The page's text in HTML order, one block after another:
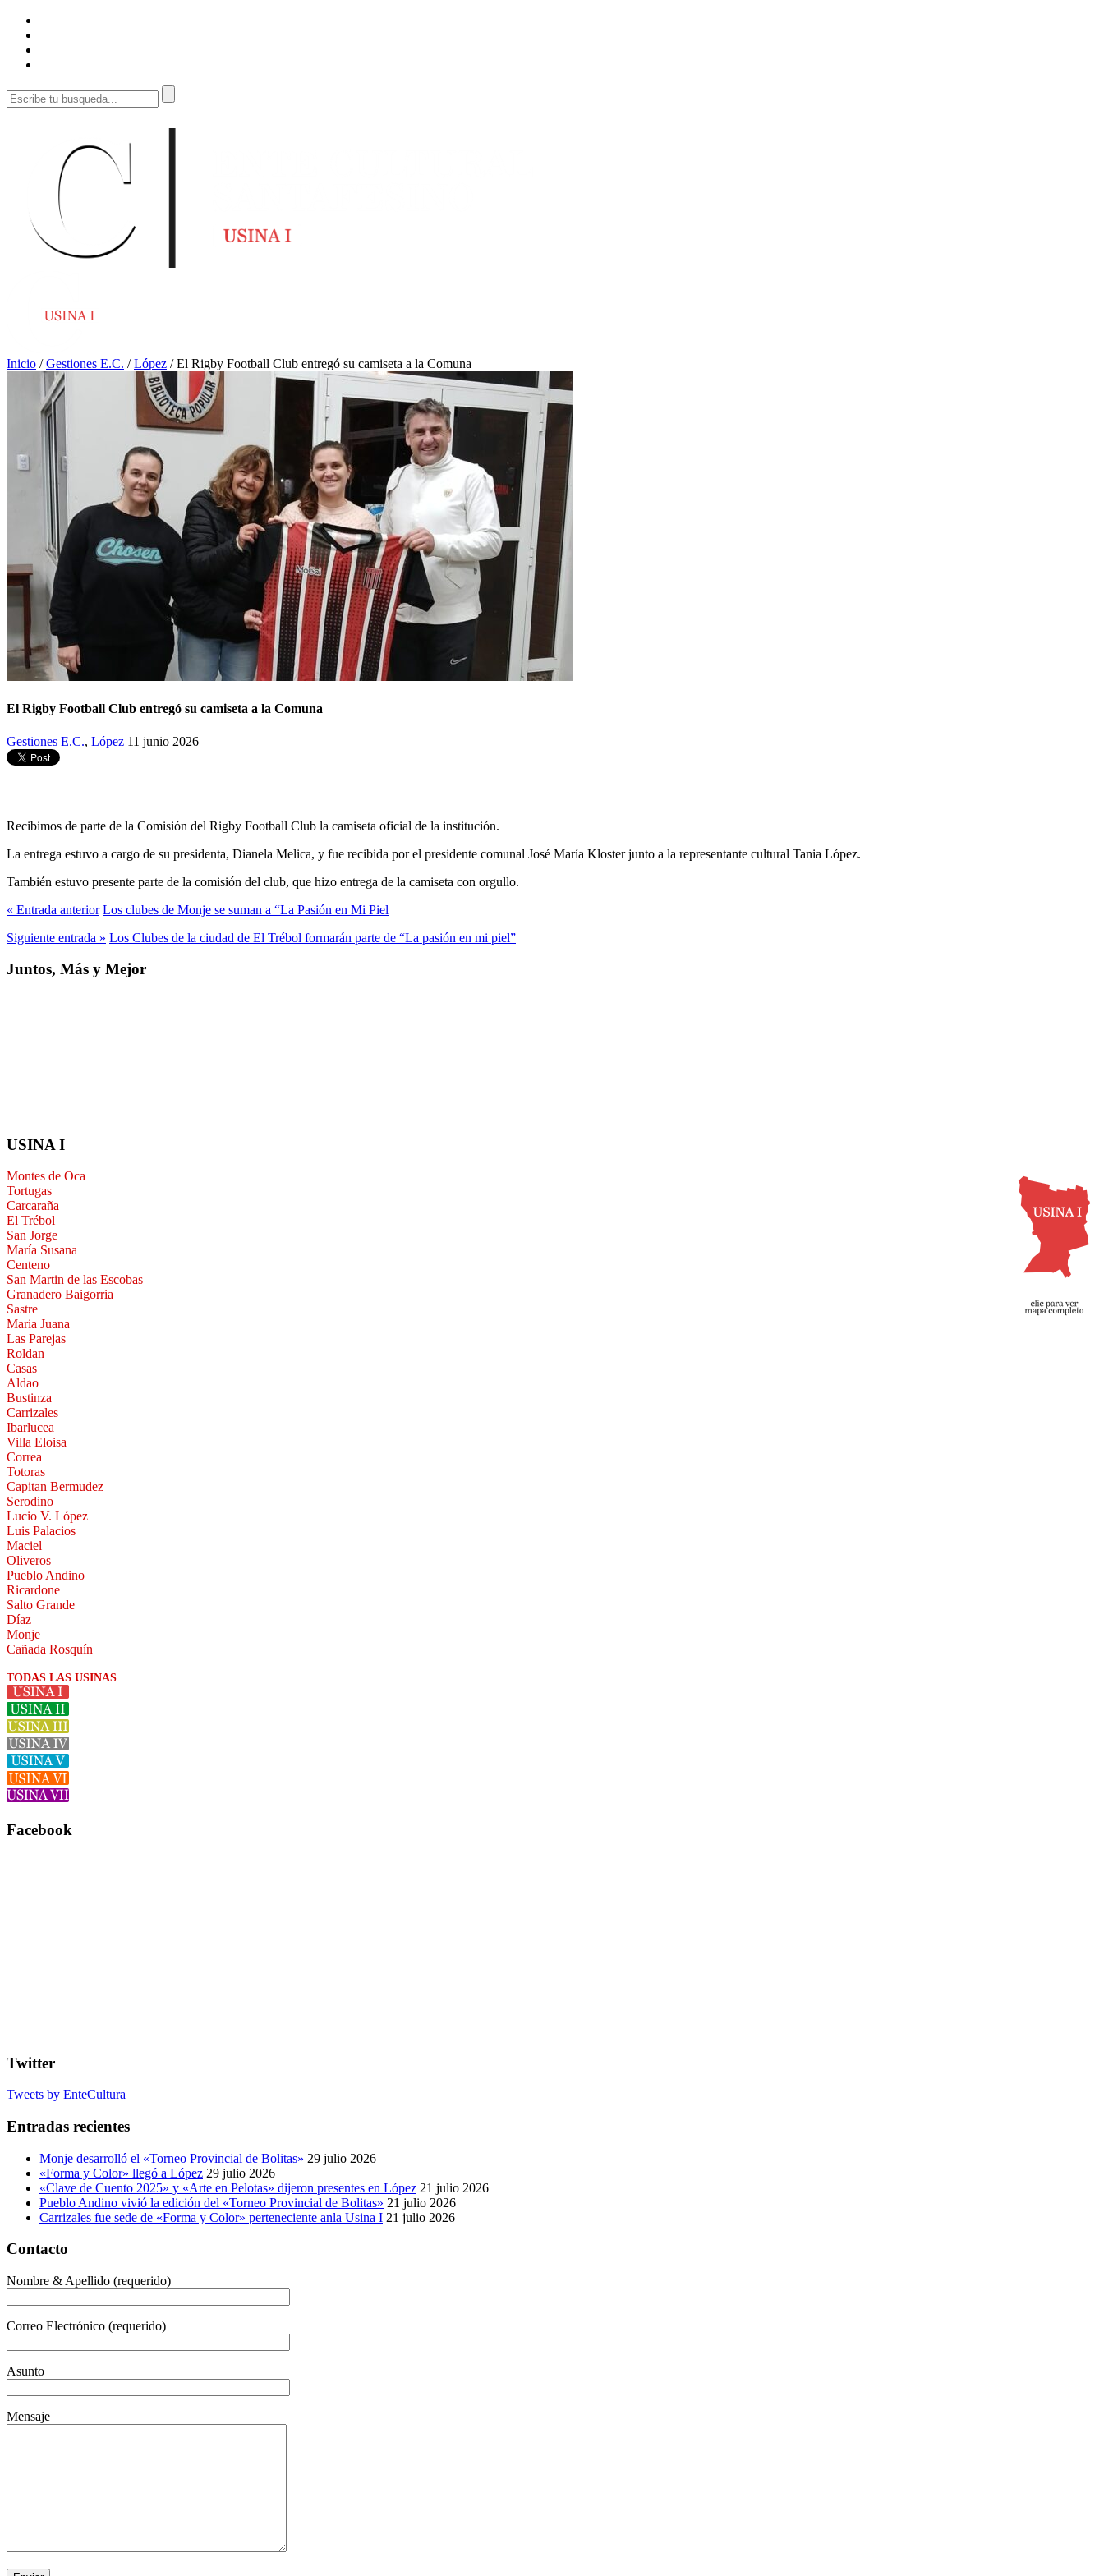
Inicio /Gestiones E.C. /López /El Rigby Football Club entregó su camiseta a la Comuna
El Rigby Football Club entregó su camiseta a la Comuna
Gestiones E.C., López 11 junio 2026
Recibimos de parte de la Comisión del Rigby Football Club la camiseta oficial de la institución.
La entrega estuvo a cargo de su presidenta, Dianela Melica, y fue recibida por el presidente comunal José María Kloster junto a la representante cultural Tania López.
También estuvo presente parte de la comisión del club, que hizo entrega de la camiseta con orgullo.
« Entrada anterior Los clubes de Monje se suman a “La Pasión en Mi Piel
Siguiente entrada » Los Clubes de la ciudad de El Trébol formarán parte de “La pasión en mi piel”
Juntos, Más y Mejor
USINA I
Montes de Oca
Tortugas
Carcaraña
El Trébol
San Jorge
María Susana
Centeno
San Martin de las Escobas
Granadero Baigorria
Sastre
Maria Juana
Las Parejas
Roldan
Casas
Aldao
Bustinza
Carrizales
Ibarlucea
Villa Eloisa
Correa
Totoras
Capitan Bermudez
Serodino
Lucio V. López
Luis Palacios
Maciel
Oliveros
Pueblo Andino
Ricardone
Salto Grande
Díaz
Monje
Cañada Rosquín
TODAS LAS USINAS
Facebook
Twitter
Tweets by EnteCultura
Entradas recientes
Monje desarrolló el «Torneo Provincial de Bolitas» 29 julio 2026
«Forma y Color» llegó a López 29 julio 2026
«Clave de Cuento 2025» y «Arte en Pelotas» dijeron presentes en López 21 julio 2026
Pueblo Andino vivió la edición del «Torneo Provincial de Bolitas» 21 julio 2026
Carrizales fue sede de «Forma y Color» perteneciente anla Usina I 21 julio 2026
Contacto
Nombre & Apellido (requerido)
Correo Electrónico (requerido)
Asunto
Mensaje